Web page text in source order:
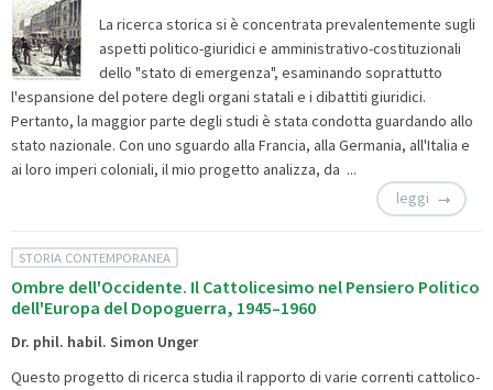
La ricerca storica si è concentrata prevalentemente sugli
aspetti politico-giuridici e amministrativo-costituzionali
dello "stato di emergenza", esaminando soprattutto
l'espansione del potere degli organi statali e i dibattiti giuridici.
Pertanto, la maggior parte degli studi è stata condotta guardando allo
stato nazionale. Con uno sguardo alla Francia, alla Germania, all'Italia e
ai loro imperi coloniali, il mio progetto analizza, da ...
leggi
STORIA CONTEMPORANEA
Ombre dell'Occidente. Il Cattolicesimo nel Pensiero Politico
dell'Europa del Dopoguerra, 1945–1960
Dr. phil. habil. Simon Unger
Questo progetto di ricerca studia il rapporto di varie correnti cattolico-